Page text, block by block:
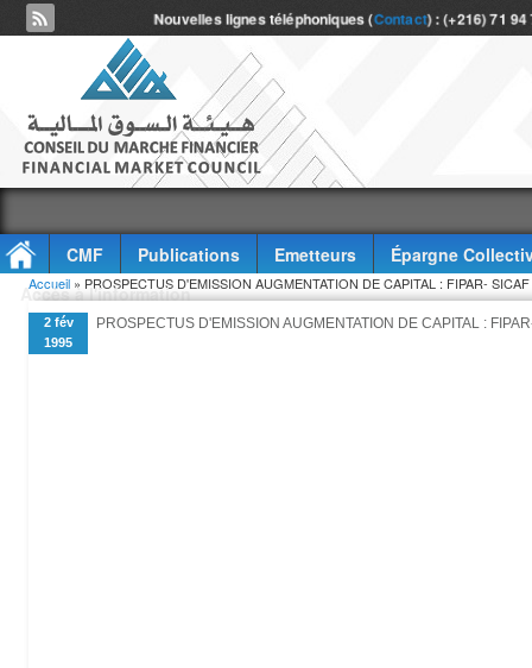
Nouvelles lignes téléphoniques (Contact) : (+216) 71
CMF Publications Emetteurs
Épargne
Accès à l'information
Vous êtes ici
Accueil » PROSPECTUS D'EMISSION AUGMENTATION DE CAPITAL : FIPAR- SICAF
2 fév
1995
PROSPECTUS D'EMISSION AUGMENTATION DE CAPITAL :